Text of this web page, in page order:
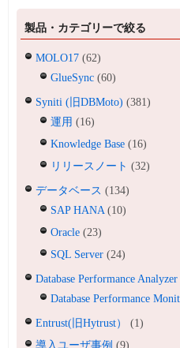
製品・カテゴリーで絞る
MOLO17 (62)
GlueSync (60)
Syniti (旧DBMoto) (381)
運用 (16)
Knowledge Base (16)
リリースノート (32)
データベース (134)
SAP HANA(10)
Oracle (23)
SQL Server (24)
Database Performance
Database Performance
Entrust(旧Hytrust）
(1)
導入ユーザ事例 (9)